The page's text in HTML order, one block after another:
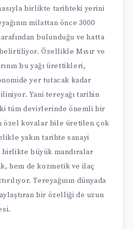
birlikte tarihteki yerini
milattan önce 3000
bulunduğu ve hatta
Özellikle Mısır ve
bu yağı ürettikleri,
yer tutacak kadar
Yani tereyağı tarihin
tüm devirlerinde önemli bir
özel kovalar bile üretilen çok
yakın tarihte sanayi
birlikte büyük mandıralar
hem de kozmetik ve ilaç
Tereyağının dünyada
bir özelliği de uzun